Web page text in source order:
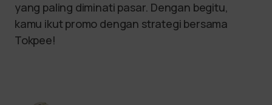
yang paling diminati pasar. Dengan begitu,
kamu ikut promo dengan strategi bersama
Tokpee!